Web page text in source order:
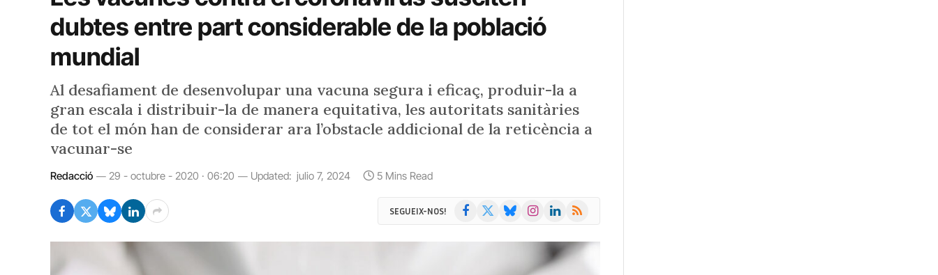
dubtes entre part considerable de la població
mundial
Al desafiament de desenvolupar una vacuna segura i eficaç, produir-la a
gran escala i distribuir-la de manera equitativa, les autoritats sanitàries
de tot el món han de considerar ara l’obstacle addicional de la reticència a
vacunar-se
Redacció 29 - octubre - 2020 · 06:20 Updated: julio 7, 2024 5 Mins Read
SEGUEIX-NOS! Facebook BlueskyInstagramLinkedIn
RSS